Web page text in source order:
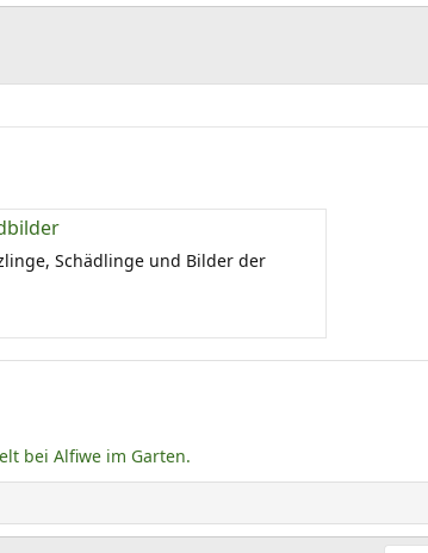
Schädlinge und Bilder der
bei Alfiwe im Garten.